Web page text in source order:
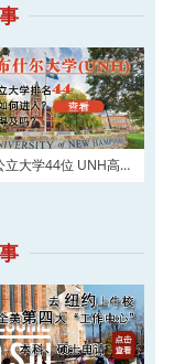
立大学44位 UNH高三